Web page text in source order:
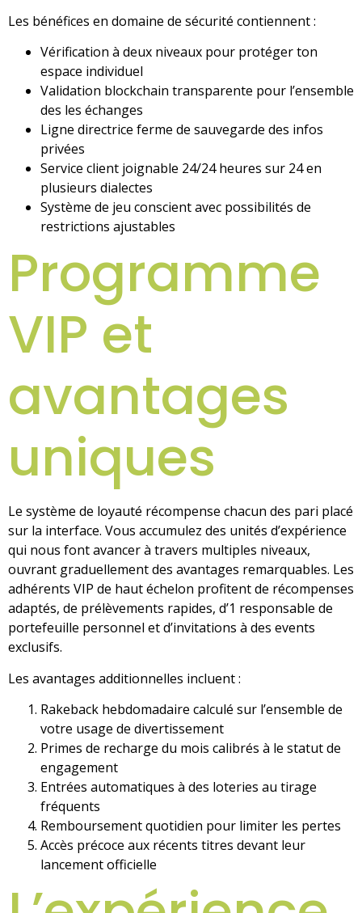
Les bénéfices en domaine de sécurité contiennent :
Vérification à deux niveaux pour protéger ton
espace individuel
Validation blockchain transparente pour l’ensemble
des les échanges
Ligne directrice ferme de sauvegarde des infos
privées
Service client joignable 24/24 heures sur 24 en
plusieurs dialectes
Système de jeu conscient avec possibilités de
restrictions ajustables
Programme
VIP et
avantages
uniques
Le système de loyauté récompense chacun des pari placé
sur la interface. Vous accumulez des unités d’expérience
qui nous font avancer à travers multiples niveaux,
ouvrant graduellement des avantages remarquables. Les
adhérents VIP de haut échelon profitent de récompenses
adaptés, de prélèvements rapides, d’1 responsable de
portefeuille personnel et d’invitations à des events
exclusifs.
Les avantages additionnelles incluent :
Rakeback hebdomadaire calculé sur l’ensemble de
votre usage de divertissement
Primes de recharge du mois calibrés à le statut de
engagement
Entrées automatiques à des loteries au tirage
fréquents
Remboursement quotidien pour limiter les pertes
Accès précoce aux récents titres devant leur
lancement officielle